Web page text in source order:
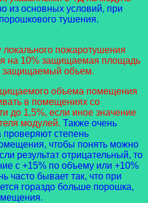
из основных условий, при
тушения.
локального пожаротушения
на 10% защищаемая площадь
защищаемый объем.
объема помещения
в помещениях со
до 1,5%, если иное значение
модулей. Также очень
степень
чтобы понять можно
результат отрицательный, то
с +15% по объему или +10%
часто бывает так, что при
гораздо больше порошка,